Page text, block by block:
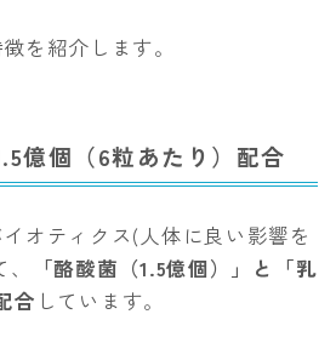
を紹介します。
億個（6粒あたり）配合
オティクス(人体に良い影響を
「酪酸菌（1.5億個）」と「乳
合 しています。